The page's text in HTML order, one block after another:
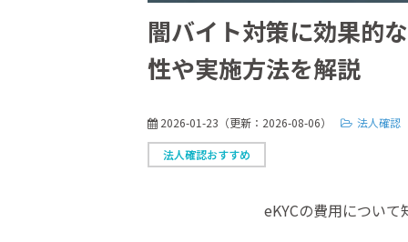
闇バイト対策に効果的
性や実施方法を解説
2026-01-23 （更新： 2026-08-06） 法人確認
法人確認おすすめ
eKYCの費用について